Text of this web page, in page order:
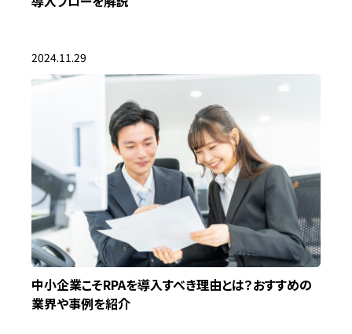
2024.11.29
中小企業こそRPAを導入すべき理由とは？おすすめの
業界や事例を紹介